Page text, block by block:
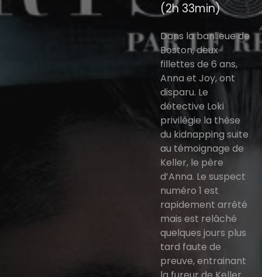
(2h 33min)
Dans la banlieue de
Boston, deux
fillettes de 6 ans,
Anna et Joy, ont
disparu. Le
détective Loki
privilégie la thèse
du kidnapping suite
au témoignage de
Keller, le père
d’Anna. Le suspect
numéro 1 est
rapidement arrêté
mais est relâché
quelques jours plus
tard faute de
preuve, entrainant